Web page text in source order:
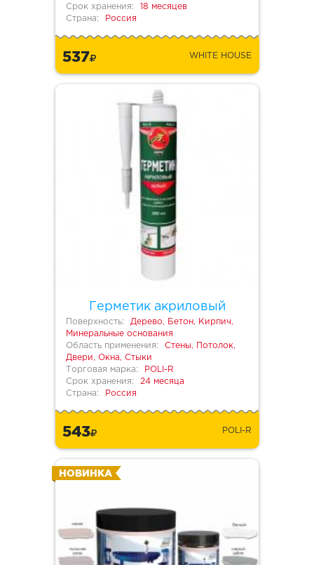
Срок хранения:
18 месяцев
Страна:
Россия
537 WHITE HOUSE
Герметик акриловый
Поверхность:
Дерево, Бетон, Кирпич,
Минеральные основания
Область применения:
Стены, Потолок,
Двери, Окна, Стыки
Торговая марка:
POLI-R
Срок хранения:
24 месяца
Страна:
Россия
543 POLI-R
НОВИНКА